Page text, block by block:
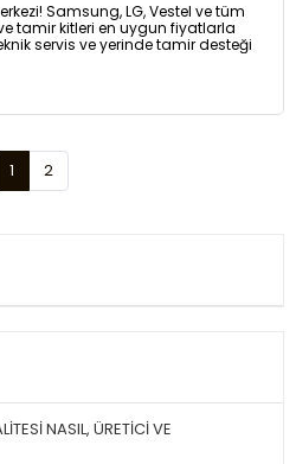
Samsung, LG, Vestel ve tüm
tamir kitleri en uygun fiyatlarla
servis ve yerinde tamir desteği
1 2
NASIL, ÜRETİCİ VE